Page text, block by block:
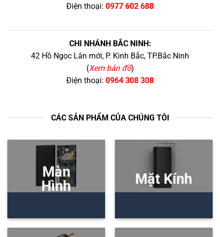
Điện thoại: 0977 602 688
CHI NHÁNH BẮC NINH:
42 Hồ Ngọc Lân mới, P. Kinh Bắc, TP.Bắc Ninh
(Xem bản đồ)
Điện thoại: 0964 308 308
CÁC SẢN PHẨM CỦA CHÚNG TÔI
Màn
Hình
Mặt Kính